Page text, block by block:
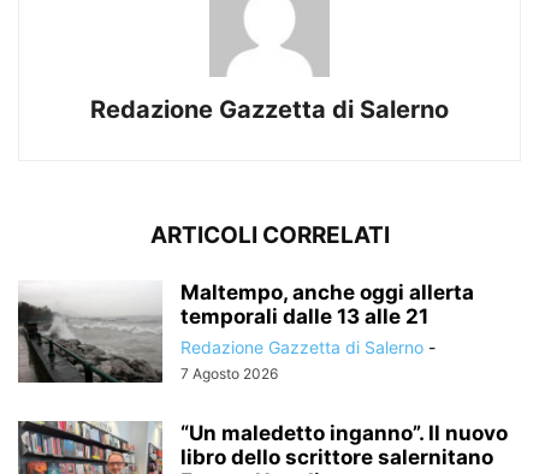
Redazione Gazzetta di Salerno
ARTICOLI CORRELATI
Maltempo, anche oggi allerta
temporali dalle 13 alle 21
Redazione Gazzetta di Salerno -
7 Agosto 2026
“Un maledetto inganno”. Il nuovo
libro dello scrittore salernitano